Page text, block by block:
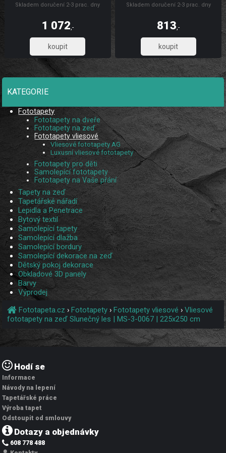
odolného vliesového materiálu, který
díky UV digitálnímu tisku. Skládá se
Skladem doručení 2-3 prac. dny
1 072,-
885,95
odolného vliesového materiálu, který
díky UV digitálnímu tisku. Skládá se
Skladem doručení 2-3 prac. dny
813,-
671,90
KATEGORIE
Fototapety
Fototapety na dveře
Fototapety na zeď
Fototapety vliesové
Vliesové fototapety AG
Luxusní vliesové fototapety
Fototapety pro děti
Samolepící fototapety
Fototapety na Vaše přání
Tapety na zeď
Tapetářské nářadí
Lepidla a Penetrace
Bytový textil
Samolepící tapety
Samolepící dlažba
Samolepící bordury
Samolepící dekorace na zeď
Dětský pokoj dekorace
Obkladové 3D panely
Barvy
Výprodej
Fototapeta.cz ›Fototapety ›Fototapety vliesové ›Vliesové
fototapety na zeď Slunečný les | MS-3-0067 | 225x250 cm
Hodí se
Informace
Návody na lepení
Tapetářské práce
Výroba tapet
Odstoupit od smlouvy
Dotazy a objednávky
608 778 488